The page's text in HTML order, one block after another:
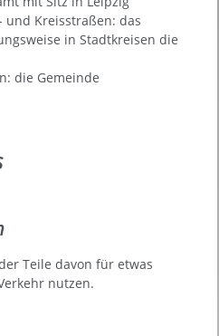
und Kreisstraßen: das
in Stadtkreisen die
die Gemeinde
Teile davon für etwas
nutzen.